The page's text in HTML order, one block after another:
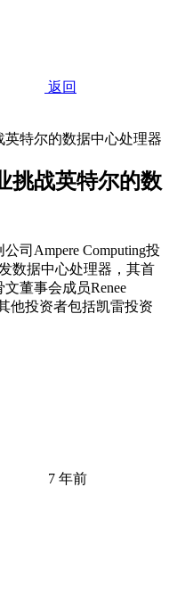
返回
特尔的数据中心处理器
挑战英特尔的数
司Ampere Computing投
数据中心处理器，其首
董事会成员Renee
他投资者包括凯雷投资
7 年前